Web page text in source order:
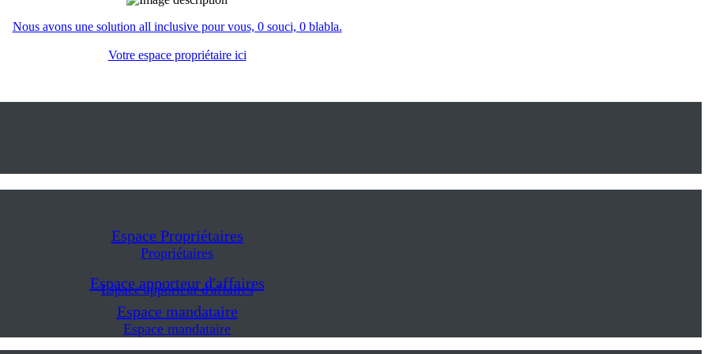
Nous avons une solution all inclusive pour vous, 0 souci, 0 blabla.
Votre espace propriétaire ici
Espace Propriétaires
Propriétaires
Espace apporteur d'affaires
Espace apporteur d'affaires
Espace mandataire
Espace mandataire